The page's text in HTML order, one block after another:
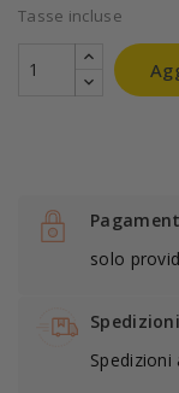
Tasse incluse
solo